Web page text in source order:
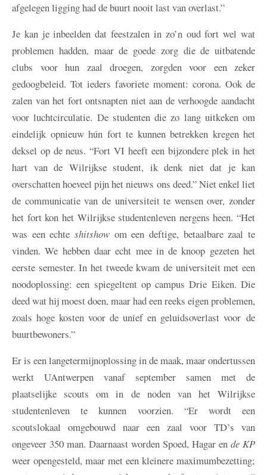
afgelegen ligging had de buurt nooit last van overlast.”
Je kan je inbeelden dat feestzalen in zo’n oud fort wel wat
problemen hadden, maar de goede zorg die de uitbatende
clubs voor hun zaal droegen, zorgden voor een zeker
gedoogbeleid. Tot ieders favoriete moment: corona. Ook de
zalen van het fort ontsnapten niet aan de verhoogde aandacht
voor luchtcirculatie. De studenten die zo lang uitkeken om
eindelijk opnieuw hún fort te kunnen betrekken kregen het
deksel op de neus. “Fort VI heeft een bijzondere plek in het
hart van de Wilrijkse student, ik denk niet dat je kan
overschatten hoeveel pijn het nieuws ons deed.” Niet enkel liet
de communicatie van de universiteit te wensen over, zonder
het fort kon het Wilrijkse studentenleven nergens heen. “Het
was een echte shitshow om een deftige, betaalbare zaal te
vinden. We hebben daar echt mee in de knoop gezeten het
eerste semester. In het tweede kwam de universiteit met een
noodoplossing: een spiegeltent op campus Drie Eiken. Die
deed wat hij moest doen, maar had een reeks eigen problemen,
zoals hoge kosten voor de unief en geluidsoverlast voor de
buurtbewoners.”
Er is een langetermijnoplossing in de maak, maar ondertussen
werkt UAntwerpen vanaf september samen met de
plaatselijke scouts om in de noden van het Wilrijkse
studentenleven te kunnen voorzien. “Er wordt een
scoutslokaal omgebouwd naar een zaal voor TD’s van
ongeveer 350 man. Daarnaast worden Spoed, Hagar en de KP
weer opengesteld, maar met een kleinere maximumbezetting;